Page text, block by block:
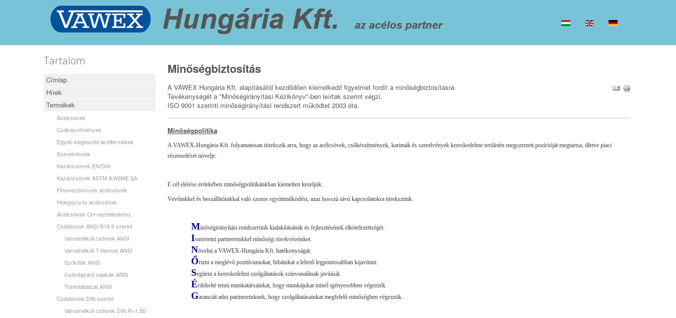
Tartalom
Címlap
Hírek
Termékek
Acélcsövek
Csőkészítmények
Egyéb kiegészítő acéltermékek
Szerelvények
Kazáncsövek EN/DIN
Kazáncsövek ASTM A/ASME SA
Finomszemcsés acélcsövek
Hidegszívós acélcsövek
Acélcsövek CH vezetékekhez
Csőidomok ANSI B16.9 szerint
Varratnélküli csőívek ANSI
Varratnélküli T-idomok ANSI
Szűkítők ANSI
Csővégzáró sapkák ANSI
Tűréstáblázat ANSI
Csőidomok DIN szerint
Varratnélküli csőívek DIN R=1,5D
Minőségbiztosítás
A VAWEX Hungária Kft. alapításától kezdődően kiemelkedő figyelmet fordít a minőségbiztosításra.
Tevékenységét a "Minőségirányítási Kézikönyv"-ben leírtak szerint végzi.
ISO 9001 szerinti minőségirányítási rendszert működtet 2003 óta.
Minőségpolitika
A VAWEX-Hungária Kft. folyamatosan törekszik arra, hogy az acélcsövek, csőkészítmények, karimák és szerelvények kereskedelme területén megszerzett pozícióját megtartsa, illetve piaci
részesedését növelje.
E cél elérése érdekében minőségpolitikánkban kiemelten kezeljük:
Vevőinkkel és beszállítóinkkal való szoros együttműködést, azaz hosszú távú kapcsolatokra törekszünk.
Minőségirányítási rendszerünk kialakításának és fejlesztésének elkötelezettségét.
Ismertetni partnereinkkel minőségi törekvéseinket.
Növelni a VAWEX-Hungária Kft. hatékonyságát.
Őrizni a meglévő pozitívumokat, hibáinkat a lehető legpontosabban kijavítani.
Segíteni a kereskedelmi szolgáltatások színvonalának javítását.
Érdekelté tenni munkatársainkat, hogy munkájukat minél igényesebben végezzék.
Garanciát adni partnereinknek, hogy szolgáltatásainkat megfelelő minőségben végezzük.